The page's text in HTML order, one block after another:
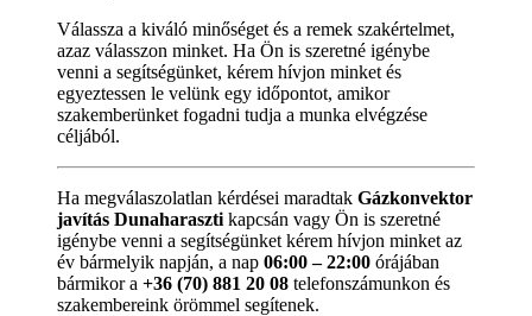
Válassza a kiváló minőséget és a remek szakértelmet,
azaz válasszon minket. Ha Ön is szeretné igénybe
venni a segítségünket, kérem hívjon minket és
egyeztessen le velünk egy időpontot, amikor
szakemberünket fogadni tudja a munka elvégzése
céljából.
Ha megválaszolatlan kérdései maradtak Gázkonvektor
javítás Dunaharaszti kapcsán vagy Ön is szeretné
igénybe venni a segítségünket kérem hívjon minket az
év bármelyik napján, a nap 06:00 – 22:00 órájában
bármikor a +36 (70) 881 20 08 telefonszámunkon és
szakembereink örömmel segítenek.